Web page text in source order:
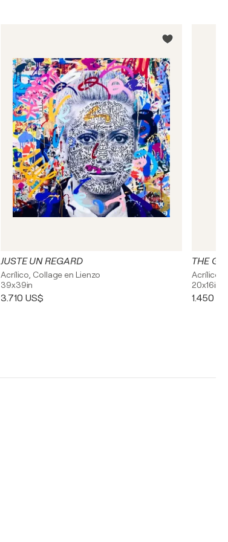
JUSTE UN REGARD
Acrílico, Collage en Lienzo
39x39in
3.710 US$
THE
Acrílico,
20x16in
1.450